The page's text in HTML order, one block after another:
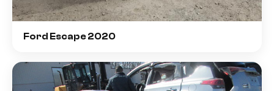
Ford Escape 2020